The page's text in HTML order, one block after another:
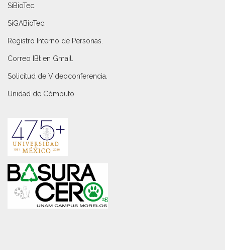
SiBioTec
SiGABioTec.
Registro Interno de Personas
Correo IBt en Gmail
Solicitud de Videoconferencia.
Unidad de Cómputo